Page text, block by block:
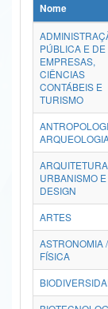
Ministério da Ciência,
Ministério do Meio
Ministério do Turismo
Ministério do
Controladoria-Geral da
Ministério da Mulher, da
Secretaria de Governo
Nome
PÚBLICA E DE
EMPRESAS,
CIÊNCIAS
CONTÁBEIS E
TURISMO
URBANISMO E
DESIGN
ARTES
ASTRONOMIA /
FÍSICA